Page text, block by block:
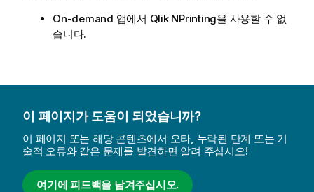
On-demand 앱에서 Qlik NPrinting을 사용할 수 없
습니다.
이 페이지가 도움이 되었습니까?
이 페이지 또는 해당 콘텐츠에서 오타, 누락된 단계 또는 기
술적 오류와 같은 문제를 발견하면 알려 주십시오!
여기에 피드백을 남겨주십시오.